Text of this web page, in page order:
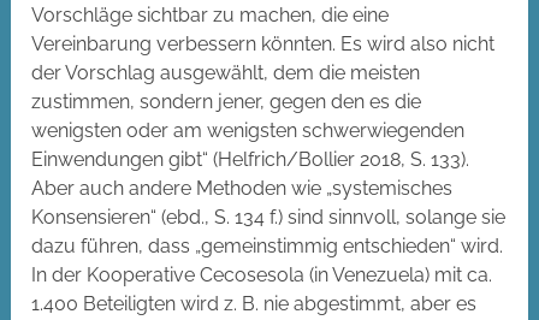
Vorschläge sichtbar zu machen, die eine
Vereinbarung verbessern könnten. Es wird also nicht
der Vorschlag ausgewählt, dem die meisten
zustimmen, sondern jener, gegen den es die
wenigsten oder am wenigsten schwerwiegenden
Einwendungen gibt“ (Helfrich/Bollier 2018, S. 133).
Aber auch andere Methoden wie „systemisches
Konsensieren“ (ebd., S. 134 f.) sind sinnvoll, solange sie
dazu führen, dass „gemeinstimmig entschieden“ wird.
In der Kooperative Cecosesola (in Venezuela) mit ca.
1.400 Beteiligten wird z. B. nie abgestimmt, aber es